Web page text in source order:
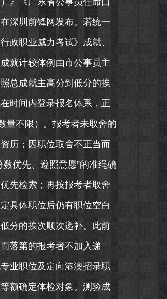
深圳前锋网发布。若统一
政职业威力考试》成就、
就计较体例由市公事员主
总成就主高分到低分的挨
时间内登录报名体系，正
量不限）。报考者未取舍的
历；因职位取舍不正当而
优先、遵照意愿”的准绳确
先检索；再按报考者取舍
具体职位后仍有职位空白
分的挨次顺次递补。此前
落第的报考者不加入递
业职位及定向港澳招录职
额确定体检对象。测验成